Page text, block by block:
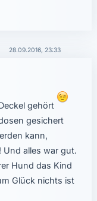
28.09.2016, 23:33
gehört
gesichert
kann,
alles war gut.
Hund das Kind
Glück nichts ist